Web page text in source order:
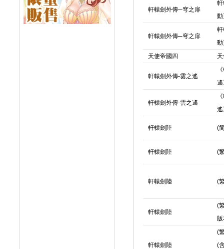
軒轅劍外傳─穹之扉
軒轅劍外傳─穹之扉
動
天使帝國四
軒轅劍外傳-雲之遙
軒轅劍外傳-雲之遙
軒轅劍陸 (
軒轅劍陸 (
軒轅劍陸 (
軒轅劍陸
(
軒轅劍陸
(
(